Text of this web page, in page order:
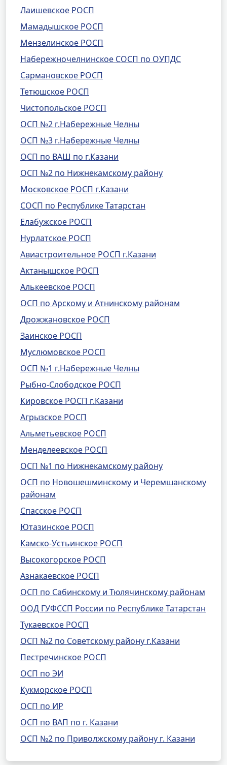
Лаишевское РОСП
Мамадышское РОСП
Мензелинское РОСП
Набережночелнинское СОСП по ОУПДС
Сармановское РОСП
Тетюшское РОСП
Чистопольское РОСП
ОСП №2 г.Набережные Челны
ОСП №3 г.Набережные Челны
ОСП по ВАШ по г.Казани
ОСП №2 по Нижнекамскому району
Московское РОСП г.Казани
СОСП по Республике Татарстан
Елабужское РОСП
Нурлатское РОСП
Авиастроительное РОСП г.Казани
Актанышское РОСП
Алькеевское РОСП
ОСП по Арскому и Атнинскому районам
Дрожжановское РОСП
Заинское РОСП
Муслюмовское РОСП
ОСП №1 г.Набережные Челны
Рыбно-Слободское РОСП
Кировское РОСП г.Казани
Агрызское РОСП
Альметьевское РОСП
Менделеевское РОСП
ОСП №1 по Нижнекамскому району
ОСП по Новошешминскому и Черемшанскому
районам
Спасское РОСП
Ютазинское РОСП
Камско-Устьинское РОСП
Высокогорское РОСП
Азнакаевское РОСП
ОСП по Сабинскому и Тюлячинскому районам
ООД ГУФССП России по Республике Татарстан
Тукаевское РОСП
ОСП №2 по Советскому району г.Казани
Пестречинское РОСП
ОСП по ЭИ
Кукморское РОСП
ОСП по ИР
ОСП по ВАП по г. Казани
ОСП №2 по Приволжскому району г. Казани